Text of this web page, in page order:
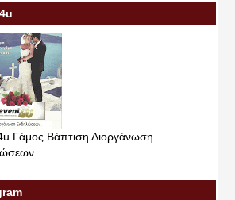
Γάμος Βάπτιση Διοργάνωση